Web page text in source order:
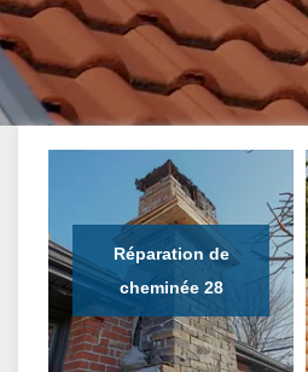
Réparation de
cheminée 28